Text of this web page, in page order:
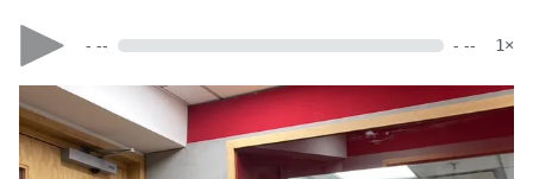
- -- - -- 1×